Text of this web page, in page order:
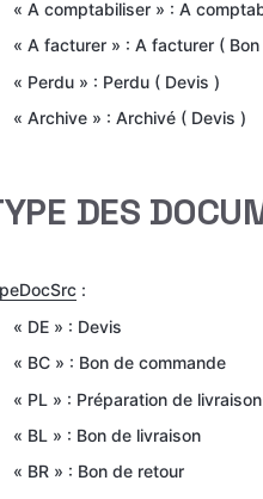
« A comptabiliser » : A
« A facturer » : A facturer (
« Perdu » : Perdu ( Devis )
« Archive » : Archivé ( Devis )
DES
:
« DE » : Devis
« BC » : Bon de commande
« PL » : Préparation de livraison
« BL » : Bon de livraison
« BR » : Bon de retour